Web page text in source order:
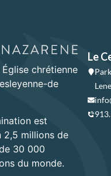
Église chrétienne
de
est
2,5 millions de
30 000
du monde.
Le